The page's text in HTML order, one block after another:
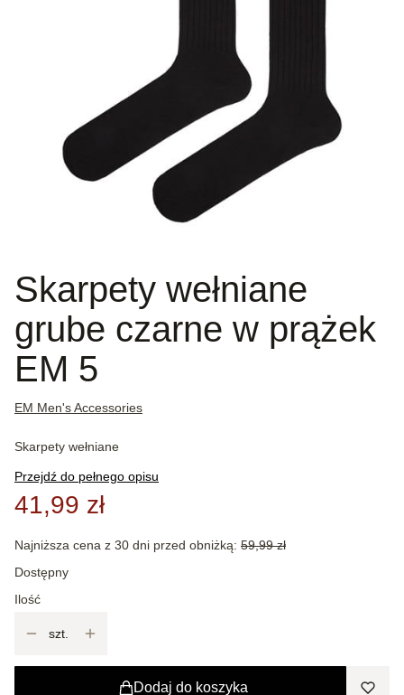
Skarpety wełniane
grube czarne w prążek
EM 5
EM Men's Accessories
Skarpety wełniane
Przejdź do pełnego opisu
41,99 zł
Najniższa cena z 30 dni przed obniżką: 59,99 zł
Dostępny
Ilość
szt.
Dodaj do koszyka